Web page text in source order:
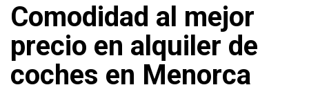
Comodidad al mejor
precio en alquiler de
coches en Menorca